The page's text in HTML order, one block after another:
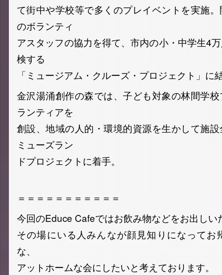
て街中や学校等で多くのプレイベントを実施
のボランティ
アスタッフの協力を得て、市内の小・中学生4
検する
「ミュージアム・クルーズ・プロジェクト」に
金沢湯涌創作の森では、子ども対象の林間学
ランティアを
創設、地域の人的・環境的資源を生かして施
ミューズラン
ドプロジェクトに着手。
＝＝＝＝＝＝＝＝＝＝＝
今回のEduce Cafeではお飲み物などをお出しい
その場にいる人みんなが顔見知りになってお
な、
アットホームな会にしたいと考えております。